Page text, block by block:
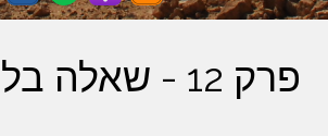
פרק 12 - שאלה בלי תשובה